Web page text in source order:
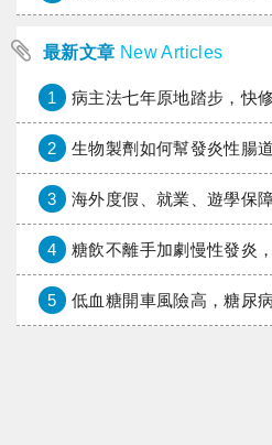
最新文章 New Articles
1 病主法七年原地踏步，快
2 生物製劑如何幫發炎性腸道疾病患者抗潰
3 海外度假、就業、遊學保障加倍，富邦產險「
4 糖飲不離手加劇慢性發炎，當
5 低血糖開車風險高，糖尿